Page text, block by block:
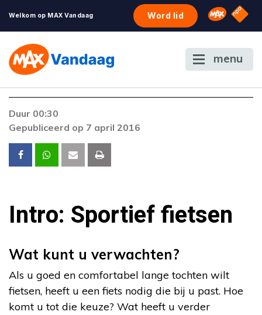
Welkom op MAX Vandaag Word lid Omroep
NPO
menu
Duur 00:30
Gepubliceerd op 7 april 2016
Intro: Sportief fietsen
Wat kunt u verwachten?
Als u goed en comfortabel lange tochten wilt
fietsen, heeft u een fiets nodig die bij u past. Hoe
komt u tot die keuze? Wat heeft u verder